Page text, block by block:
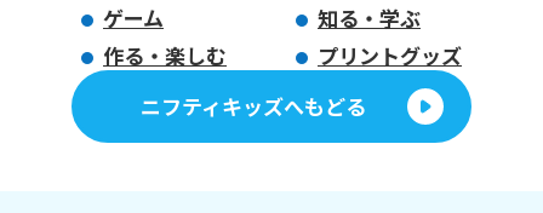
ゲーム
知る・学ぶ
作る・楽しむ
プリントグッズ
ニフティキッズへもどる